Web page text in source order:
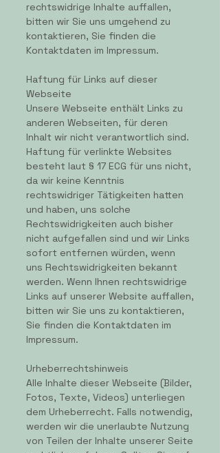
rechtswidrige Inhalte auffallen,
bitten wir Sie uns umgehend zu
kontaktieren, Sie finden die
Kontaktdaten im Impressum.
Haftung für Links auf dieser
Webseite
Unsere Webseite enthält Links zu
anderen Webseiten, für deren
Inhalt wir nicht verantwortlich sind.
Haftung für verlinkte Websites
besteht laut § 17 ECG für uns nicht,
da wir keine Kenntnis
rechtswidriger Tätigkeiten hatten
und haben, uns solche
Rechtswidrigkeiten auch bisher
nicht aufgefallen sind und wir Links
sofort entfernen würden, wenn
uns Rechtswidrigkeiten bekannt
werden. Wenn Ihnen rechtswidrige
Links auf unserer Website auffallen,
bitten wir Sie uns zu kontaktieren,
Sie finden die Kontaktdaten im
Impressum.
Urheberrechtshinweis
​Alle Inhalte dieser Webseite (Bilder,
Fotos, Texte, Videos) unterliegen
dem Urheberrecht. Falls notwendig,
werden wir die unerlaubte Nutzung
von Teilen der Inhalte unserer Seite